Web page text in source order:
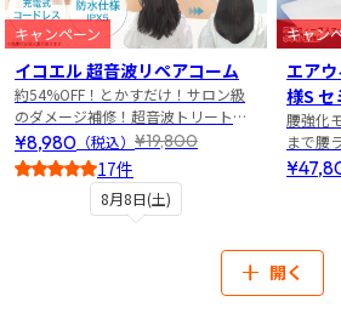
8月8日(土)
キャンペーン
イコエル 超音波リペアコーム
約54%OFF！とかすだけ！サロン級
のダメージ補修！超音波トリートメ
ントでサラサラ＆うるツヤ髪へ
¥8,980 （税込） ¥19,800
17件
キャン
エア
様S セ
腰強化
まで腰
最安値
開く